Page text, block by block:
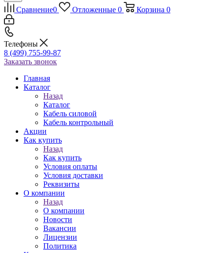
Сравнение0 Отложенные 0 Корзина 0
Телефоны
8 (499) 755-99-87
Заказать звонок
Главная
Каталог
Назад
Каталог
Кабель силовой
Кабель контрольный
Акции
Как купить
Назад
Как купить
Условия оплаты
Условия доставки
Реквизиты
О компании
Назад
О компании
Новости
Вакансии
Лицензии
Политика